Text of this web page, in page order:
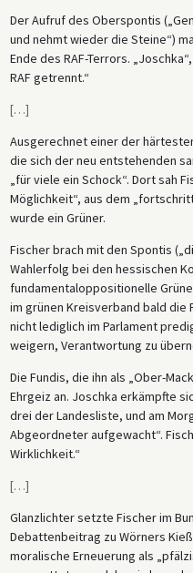
Der Aufruf des Oberspontis
und nehmt wieder die Steine“)
Ende des RAF-Terrors.
RAF getrennt.“
[…]
Ausgerechnet einer der
die sich der neu entstehenden
„für viele ein Schock“. Dort sah
Möglichkeit“, aus dem
wurde ein Grüner.
Fischer brach mit den Spontis
Wahlerfolg bei den hessischen
fundamentaloppositionelle
im grünen Kreisverband bald die
nicht lediglich im Parlament
weigern, Verantwortung zu
Die Fundis, die ihn als „Ober-
Ehrgeiz an. Joschka erkämpfte
drei der Landesliste, und am
Abgeordneter aufgewacht“.
Wirklichkeit.“
[…]
Glanzlichter setzte Fischer im
Debattenbeitrag zu Wörners
moralische Erneuerung als